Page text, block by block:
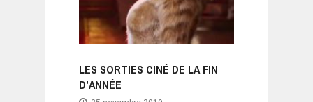
LES SORTIES CINÉ DE LA FIN
D'ANNÉE